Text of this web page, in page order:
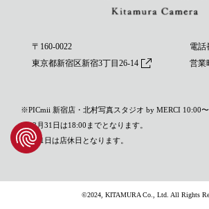
〒160-0022
東京都新宿区新宿3丁目26-14
電
営業
※PICmii 新宿店・北村写真スタジオ by MERCI 10:00
※12月31日は18:00までとなります。
※1月1日は店休日となります。
©2024, KITAMURA Co., Ltd. All Rights